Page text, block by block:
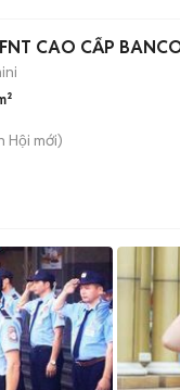
CAO CẤP
Hội mới)